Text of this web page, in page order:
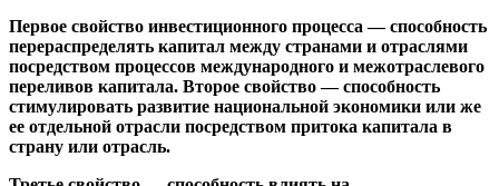
Первое свойство инвестиционного процесса — способность
перераспределять капитал между странами и отраслями
посредством процессов международного и межотраслевого
переливов капитала. Второе свойство — способность
стимулировать развитие национальной экономики или же
ее отдельной отрасли посредством притока капитала в
страну или отрасль.